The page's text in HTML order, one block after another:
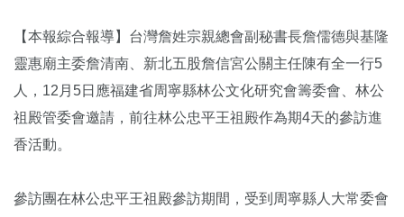
【本報綜合報導】台灣詹姓宗親總會副秘書長詹儒德與基隆
靈惠廟主委詹清南、新北五股詹信宮公關主任陳有全一行5
人，12月5日應福建省周寧縣林公文化研究會籌委會、林公
祖殿管委會邀請，前往林公忠平王祖殿作為期4天的參訪進
香活動。
參訪團在林公忠平王祖殿參訪期間，受到周寧縣人大常委會